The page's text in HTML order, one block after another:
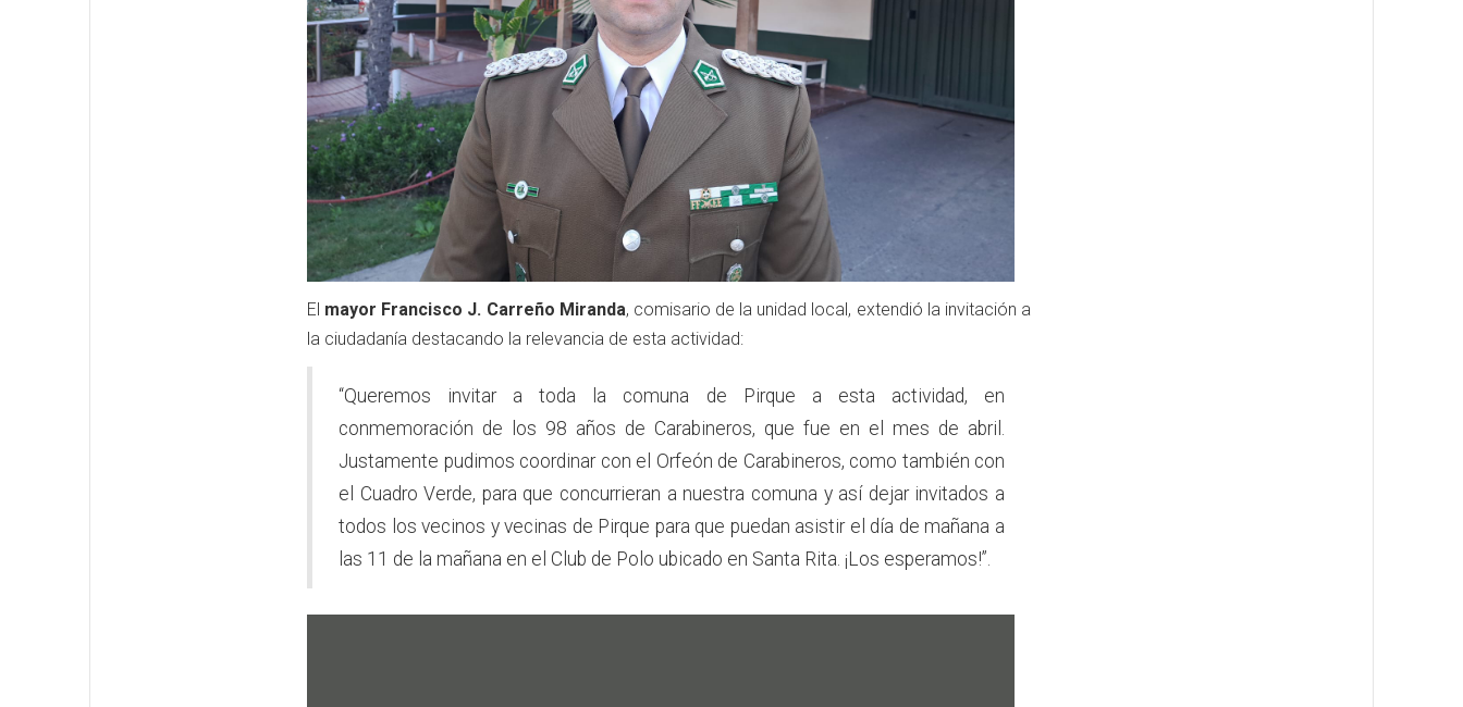
El mayor Francisco J. Carreño Miranda, comisario de la unidad local, extendió la invitación a
la ciudadanía destacando la relevancia de esta actividad:
“Queremos invitar a toda la comuna de Pirque a esta actividad, en
conmemoración de los 98 años de Carabineros, que fue en el mes de abril.
Justamente pudimos coordinar con el Orfeón de Carabineros, como también con
el Cuadro Verde, para que concurrieran a nuestra comuna y así dejar invitados a
todos los vecinos y vecinas de Pirque para que puedan asistir el día de mañana a
las 11 de la mañana en el Club de Polo ubicado en Santa Rita. ¡Los esperamos!”.